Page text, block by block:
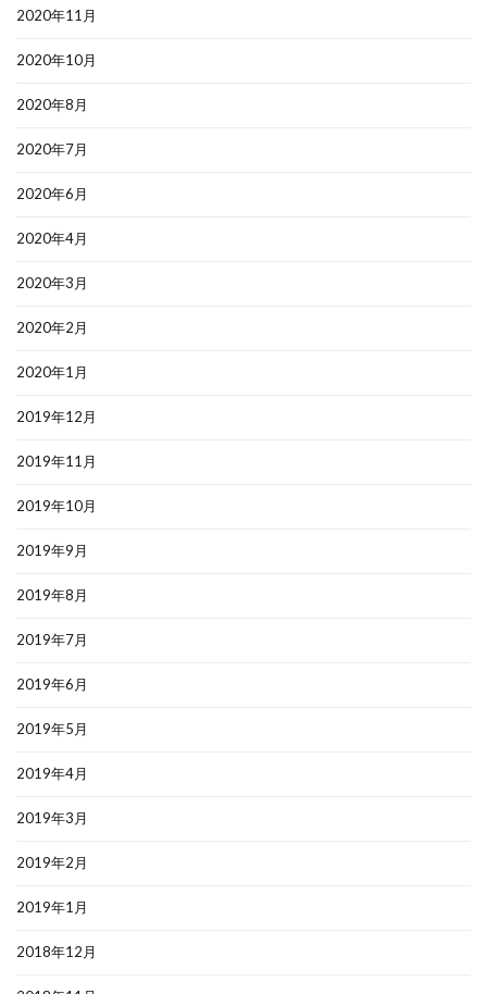
2020年11月
2020年10月
2020年8月
2020年7月
2020年6月
2020年4月
2020年3月
2020年2月
2020年1月
2019年12月
2019年11月
2019年10月
2019年9月
2019年8月
2019年7月
2019年6月
2019年5月
2019年4月
2019年3月
2019年2月
2019年1月
2018年12月